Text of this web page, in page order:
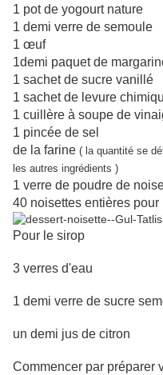
1 pot de yogourt nature
1 demi verre de semoule
1 œuf
1demi paquet de
1 sachet de sucre vanillé
1 sachet de levure
1 cuillère à soupe de
1 pincée de sel
de la farine ( la quantité se
les autres ingrédients )
1 verre de poudre de
40 noisettes entières pour
Pour le sirop
3 verres d'eau
1 demi verre de sucre
un demi jus de citron
Commencer par préparer